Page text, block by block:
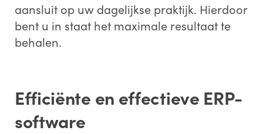
aansluit op uw dagelijkse praktijk. Hierdoor
bent u in staat het maximale resultaat te
behalen.
Efficiënte en effectieve ERP-
software